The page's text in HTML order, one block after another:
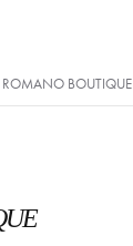
ROMANO BOUTIQUE